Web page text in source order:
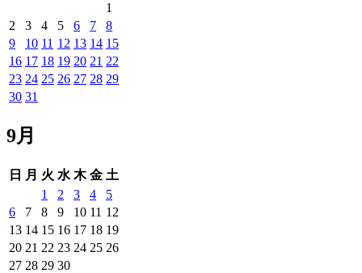
1
2
3 4 5 6 7
8
9
10 11 12 13 14 15
16 17 18 19 20 21 22
23 24 25 26 27 28 29
30 31
9月
日 月 火 水 木 金 土
1
2 3 4
5
6
7 8 9 10 11 12
13 14 15 16 17 18 19
20 21 22 23 24 25 26
27 28 29 30